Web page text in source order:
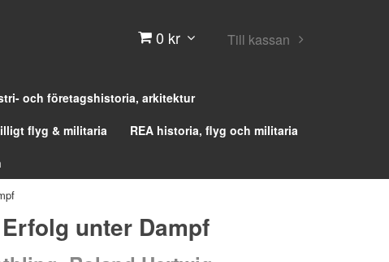
0 kr Till kassan
och företagshistoria, arkitektur
flyg & militaria
REA historia, flyg och militaria
unter Dampf